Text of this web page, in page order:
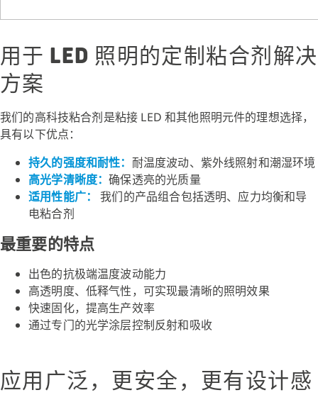
用于 LED 照明的定制粘合剂解决
方案
我们的高科技粘合剂是粘接 LED 和其他照明元件的理想选择，
具有以下优点：
持久的强度和耐性： 耐温度波动、紫外线照射和潮湿环境
高光学清晰度：确保透亮的光质量
适用性能广：我们的产品组合包括透明、应力均衡和导
电粘合剂
最重要的特点
出色的抗极端温度波动能力
高透明度、低释气性，可实现最清晰的照明效果
快速固化，提高生产效率
通过专门的光学涂层控制反射和吸收
应用广泛，更安全，更有设计感